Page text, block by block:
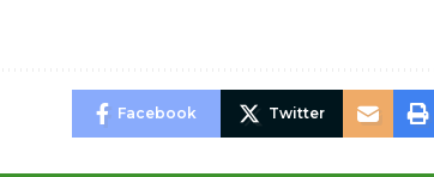
Facebook Twitter